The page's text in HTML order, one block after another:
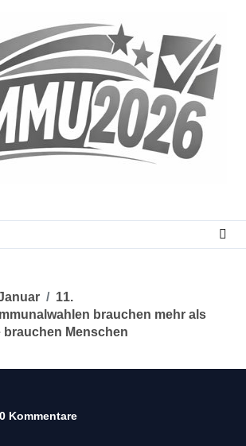
11.
brauchen mehr als
brauchen Menschen
0 Kommentare